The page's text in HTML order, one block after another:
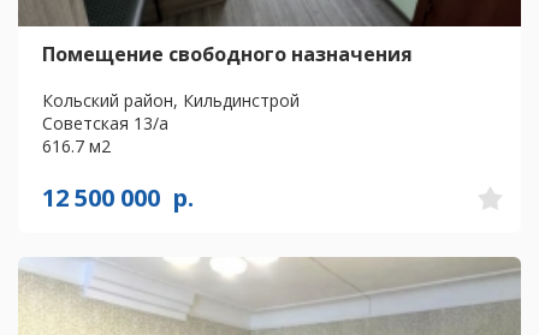
Помещение свободного назначения
Кольский район, Кильдинстрой
Советская 13/а
616.7 м2
12 500 000 р.